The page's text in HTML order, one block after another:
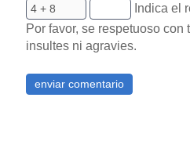
Indica el
Por favor, se respetuoso con
insultes ni agravies.